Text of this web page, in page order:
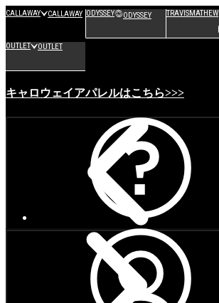
CALLAWAY CALLAWAY ODYSSEY ODYSSEY TRAVISMATHEW
OUTLET OUTLET
キャロウェイアパレルはこちら>>>